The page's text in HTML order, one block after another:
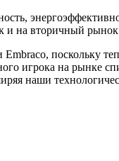
и на вторичный
поскольку
игрока на рынке
наши